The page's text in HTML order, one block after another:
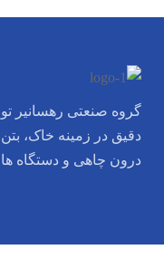
گروه صنعتی رهسانیر
دقیق در زمینه خاک،
درون چاهی و دستگاه